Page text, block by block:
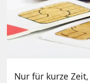
Nur für kurze